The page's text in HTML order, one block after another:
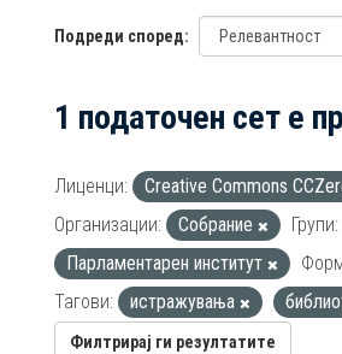
Подреди според
1 податочен сет е
Лиценци:
Creative Commons
Организации:
Собрание
Групи:
Парламентарен институт
Тагови:
истражувања
Филтрирај ги резултатите